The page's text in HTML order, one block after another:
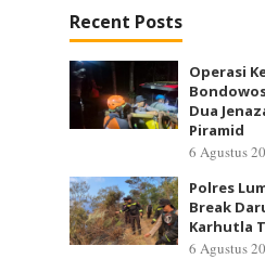
Recent Posts
Operasi
Dua
Piramid
6 Agustus
Polres
Break
Karhutla
6 Agustus